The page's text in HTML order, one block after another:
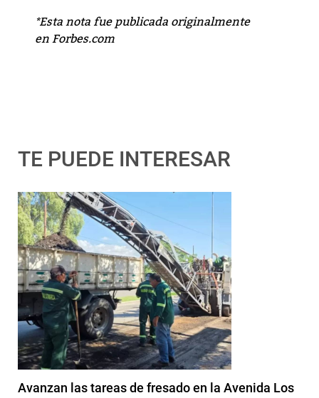
*Esta nota fue publicada originalmente
enForbes.com
TE PUEDE INTERESAR
Avanzan las tareas de fresado en la Avenida Los